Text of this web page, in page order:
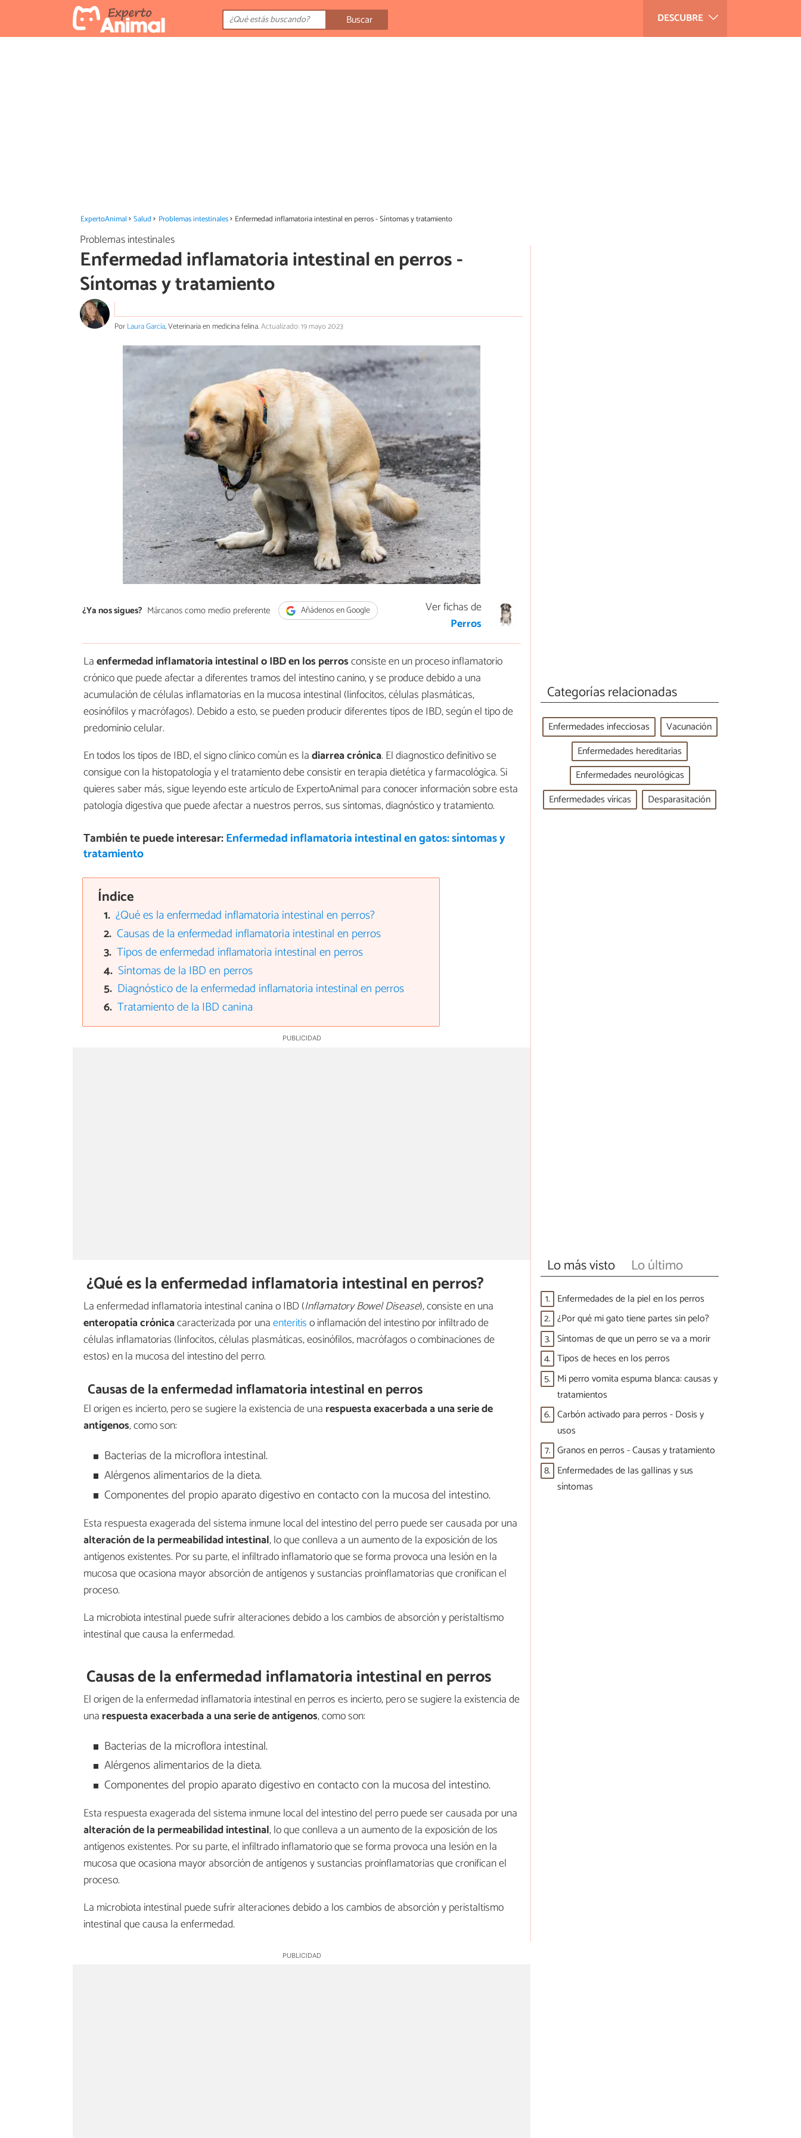
DESCUBRE
Buscar
ExpertoAnimal Salud Problemas intestinales Enfermedad inflamatoria intestinal en perros - Síntomas y tratamiento
Problemas intestinales
Enfermedad inflamatoria intestinal en perros -
Síntomas y tratamiento
PorLaura García, Veterinaria en medicina felina.Actualizado: 19 mayo 2023
¿Ya nos sigues? Márcanos como medio preferente Añádenos en Google
Ver fichas de
Perros
Laenfermedad inflamatoria intestinal o IBD en los perrosconsiste en un proceso inflamatorio
crónico que puede afectar a diferentes tramos del intestino canino, y se produce debido a una
acumulación de células inflamatorias en la mucosa intestinal (linfocitos, células plasmáticas,
eosinófilos y macrófagos). Debido a esto, se pueden producir diferentes tipos de IBD, según el tipo de
predominio celular.
En todos los tipos de IBD, el signo clínico común es ladiarrea crónica. El diagnostico definitivo se
consigue con la histopatología y el tratamiento debe consistir en terapia dietética y farmacológica. Si
quieres saber más, sigue leyendo este artículo de ExpertoAnimal para conocer información sobre esta
patología digestiva que puede afectar a nuestros perros, sus síntomas, diagnóstico y tratamiento.
También te puede interesar:Enfermedad inflamatoria intestinal en gatos: síntomas y
tratamiento
Índice
¿Qué es la enfermedad inflamatoria intestinal en perros?
Causas de la enfermedad inflamatoria intestinal en perros
Tipos de enfermedad inflamatoria intestinal en perros
Síntomas de la IBD en perros
Diagnóstico de la enfermedad inflamatoria intestinal en perros
Tratamiento de la IBD canina
¿Qué es la enfermedad inflamatoria intestinal en perros?
La enfermedad inflamatoria intestinal canina o IBD (Inflamatory Bowel Disease), consiste en una
enteropatía crónicacaracterizada por unaenteritiso inflamación del intestino por infiltrado de
células inflamatorias (linfocitos, células plasmáticas, eosinófilos, macrófagos o combinaciones de
estos) en la mucosa del intestino del perro.
Causas de la enfermedad inflamatoria intestinal en perros
El origen es incierto, pero se sugiere la existencia de una respuesta exacerbada a una serie de
antígenos, como son:
Bacterias de la microflora intestinal.
Alérgenos alimentarios de la dieta.
Componentes del propio aparato digestivo en contacto con la mucosa del intestino.
Esta respuesta exagerada del sistema inmune local del intestino del perro puede ser causada por una
alteración de la permeabilidad intestinal, lo que conlleva a un aumento de la exposición de los
antígenos existentes. Por su parte, el infiltrado inflamatorio que se forma provoca una lesión en la
mucosa que ocasiona mayor absorción de antígenos y sustancias proinflamatorias que cronifican el
proceso.
La microbiota intestinal puede sufrir alteraciones debido a los cambios de absorción y peristaltismo
intestinal que causa la enfermedad.
Causas de la enfermedad inflamatoria intestinal en perros
El origen de la enfermedad inflamatoria intestinal en perros es incierto, pero se sugiere la existencia de
una respuesta exacerbada a una serie de antígenos, como son:
Bacterias de la microflora intestinal.
Alérgenos alimentarios de la dieta.
Componentes del propio aparato digestivo en contacto con la mucosa del intestino.
Esta respuesta exagerada del sistema inmune local del intestino del perro puede ser causada por una
alteración de la permeabilidad intestinal, lo que conlleva a un aumento de la exposición de los
antígenos existentes. Por su parte, el infiltrado inflamatorio que se forma provoca una lesión en la
mucosa que ocasiona mayor absorción de antígenos y sustancias proinflamatorias que cronifican el
proceso.
La microbiota intestinal puede sufrir alteraciones debido a los cambios de absorción y peristaltismo
intestinal que causa la enfermedad.
Categorías relacionadas
Enfermedades infecciosas
Vacunación
Enfermedades hereditarias
Enfermedades neurológicas
Enfermedades víricas
Desparasitación
Lo más visto Lo último
1. Enfermedades de la piel en los perros
2. ¿Por qué mi gato tiene partes sin pelo?
3. Síntomas de que un perro se va a morir
4. Tipos de heces en los perros
5. Mi perro vomita espuma blanca: causas y
tratamientos
6. Carbón activado para perros - Dosis y
usos
7. Granos en perros - Causas y tratamiento
8. Enfermedades de las gallinas y sus
síntomas